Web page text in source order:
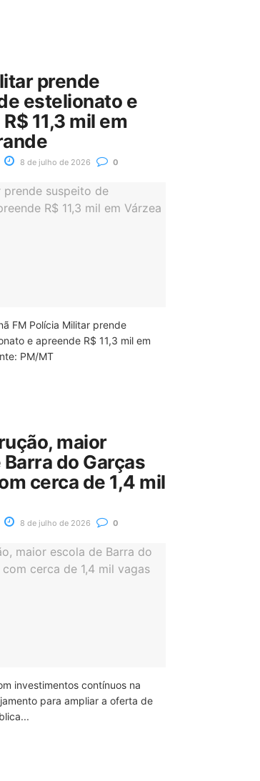
prende
estelionato e
11,3 mil em
8 de julho de 2026 0
FM Polícia Militar prende
e apreende R$ 11,3 mil em
PM/MT
maior
do Garças
cerca de 1,4 mil
8 de julho de 2026 0
investimentos contínuos na
para ampliar a oferta de